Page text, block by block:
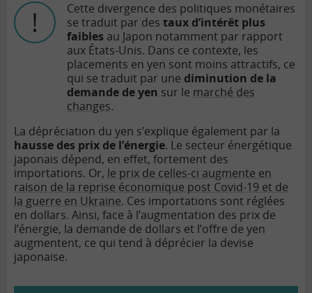
Cette divergence des politiques monétaires
se traduit par des taux d’intérêt plus
faibles au Japon notamment par rapport
aux États-Unis. Dans ce contexte, les
placements en yen sont moins attractifs, ce
qui se traduit par une diminution de la
demande de yen sur le marché des
changes.
La dépréciation du yen s’explique également par la
hausse des prix de l’énergie. Le secteur énergétique
japonais dépend, en effet, fortement des
importations. Or, le prix de celles-ci augmente en
raison de la reprise économique post Covid-19 et de
la guerre en Ukraine. Ces importations sont réglées
en dollars. Ainsi, face à l’augmentation des prix de
l’énergie, la demande de dollars et l’offre de yen
augmentent, ce qui tend à déprécier la devise
japonaise.